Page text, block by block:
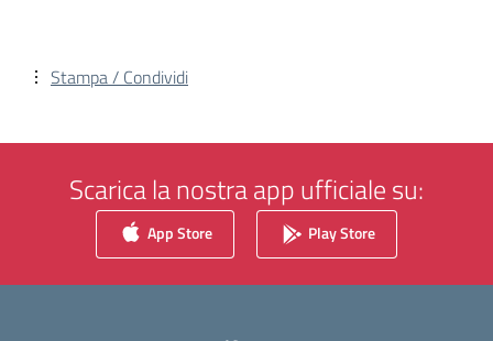
Stampa / Condividi
Scarica la nostra app ufficiale su:
App Store Play Store